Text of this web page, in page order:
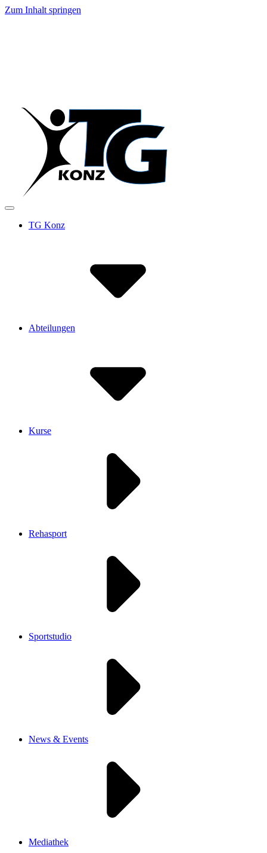
Zum Inhalt springen
TG Konz
Abteilungen
Kurse
Rehasport
Sportstudio
News & Events
Mediathek